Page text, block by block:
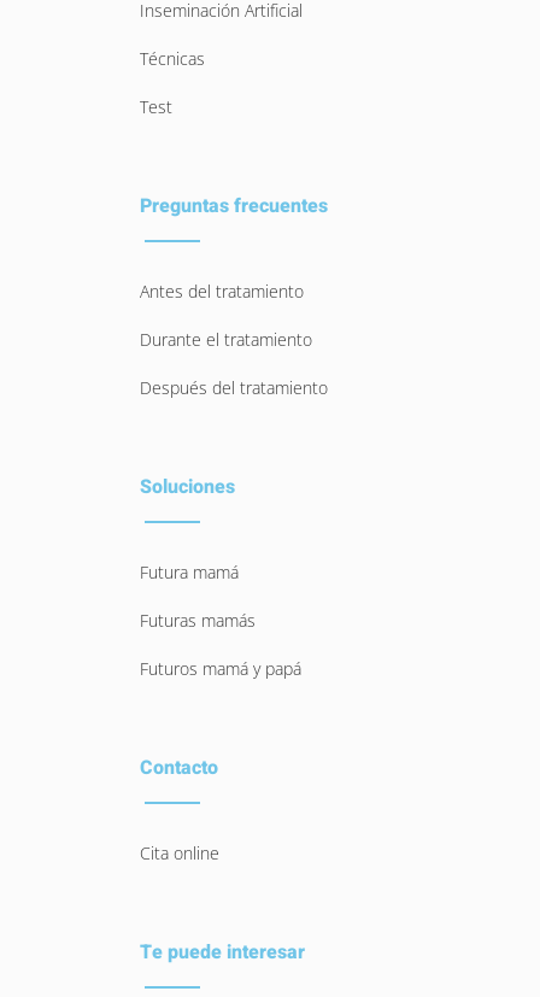
Inseminación Artificial
Técnicas
Test
Preguntas frecuentes
Antes del tratamiento
Durante el tratamiento
Después del tratamiento
Soluciones
Futura mamá
Futuras mamás
Futuros mamá y papá
Contacto
Cita online
Te puede interesar